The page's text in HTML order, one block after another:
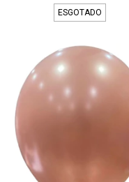
ESGOTADO